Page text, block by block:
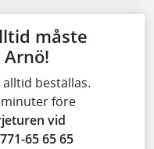
måste
beställas.
minuter före
vid
65 65 65